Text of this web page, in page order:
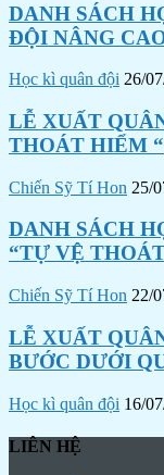
DANH SÁCH
ĐỘI NÂNG
Học kì quân đội 26/
LỄ XUẤT
THOÁT HIỂM “
Chiến Sỹ Tí Hon 25/
DANH SÁCH
“TỰ VỆ
Chiến Sỹ Tí Hon 22/
LỄ XUẤT
BƯỚC DƯỚI
Học kì quân đội 16/
LIÊN HỆ